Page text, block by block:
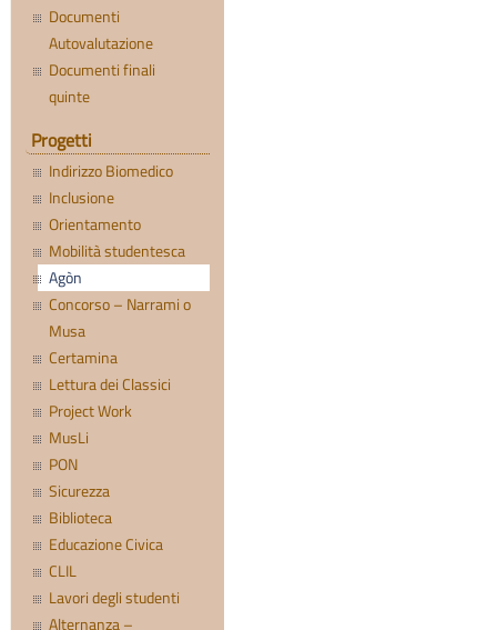
Documenti
Autovalutazione
Documenti finali
quinte
Progetti
Indirizzo Biomedico
Inclusione
Orientamento
Mobilità studentesca
Agòn
Concorso – Narrami o
Musa
Certamina
Lettura dei Classici
Project Work
MusLi
PON
Sicurezza
Biblioteca
Educazione Civica
CLIL
Lavori degli studenti
Alternanza –